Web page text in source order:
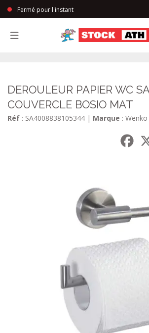
Fermé pour l'instant
DEROULEUR PAPIER WC
COUVERCLE BOSIO MAT
Réf : SA4008838105344 | Marque : Wenko